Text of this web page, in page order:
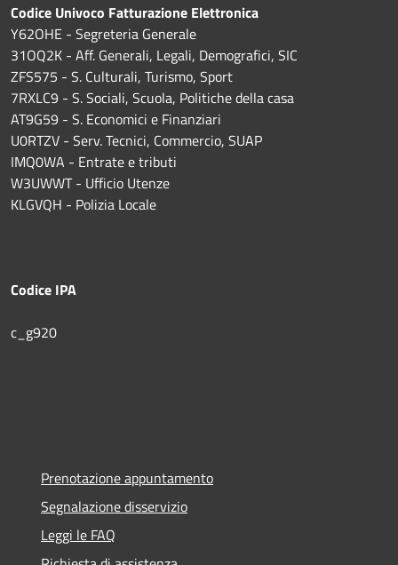
Codice Univoco Fatturazione Elettronica
Y62OHE - Segreteria Generale
31OQ2K - Aff. Generali, Legali, Demografici, SIC
ZFS575 - S. Culturali, Turismo, Sport
7RXLC9 - S. Sociali, Scuola, Politiche della casa
AT9G59 - S. Economici e Finanziari
U0RTZV - Serv. Tecnici, Commercio, SUAP
IMQ0WA - Entrate e tributi
W3UWWT - Ufficio Utenze
KLGVQH - Polizia Locale
Codice IPA
c_g920
Prenotazione appuntamento
Segnalazione disservizio
Leggi le FAQ